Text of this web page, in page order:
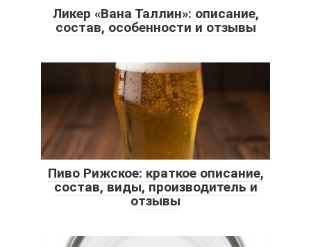
Ликер «Вана Таллин»: описание,
состав, особенности и отзывы
Пиво Рижское: краткое описание,
состав, виды, производитель и
отзывы